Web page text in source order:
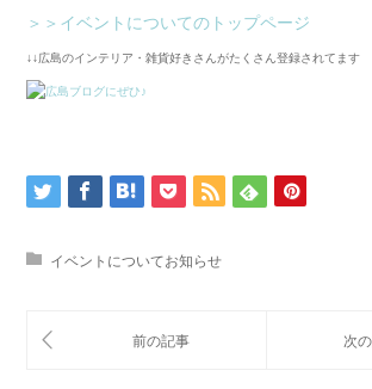
＞＞イベントについてのトップページ
↓↓広島のインテリア・雑貨好きさんがたくさん登録されてます
イベントについてお知らせ